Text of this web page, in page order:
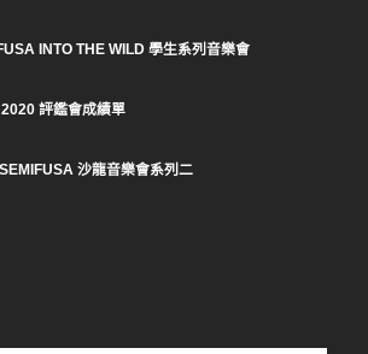
INTO THE WILD 學生系列音樂會
評鑑會成績單
沙龍音樂會系列二